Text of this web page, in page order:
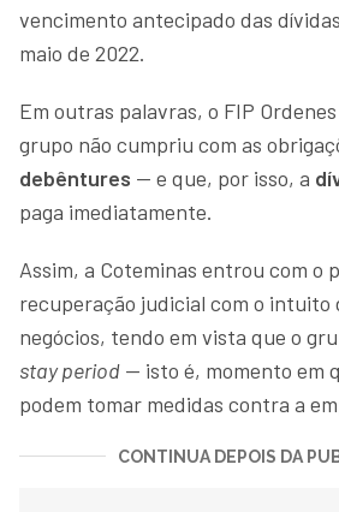
vencimento antecipado das
maio de 2022.
Em outras palavras, o FIP
grupo não cumpriu com as
debêntures — e que, por isso, a
paga imediatamente.
Assim, a Coteminas entrou com o
recuperação judicial com o intuito
negócios, tendo em vista que o
stay period — isto é, momento em
podem tomar medidas contra a
CONTINUA DEPOIS DA